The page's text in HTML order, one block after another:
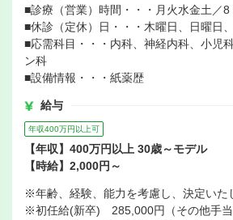
■診療（営業）時間・・・月火水金土／
■休診（定休）日・・・木曜日、日曜日
■応需科目・・・内科、神経内科、小児
ン科
■設備情報・・・紙薬歴
給与
年収400万円以上可
【年収】400万円以上 30歳～モデル
【時給】2,000円～
※年齢、経験、能力を考慮し、決定いた
※初任給(新卒) 285,000円（その他手当